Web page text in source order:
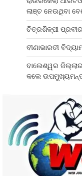
ଲାଞ୍ଚ ନେଉଥିବା
ଚିତ୍ରଶିଳ୍ପୀ
ବୀଣାଭାରତୀ
ବାଲେଶ୍ୱର
କଲେ